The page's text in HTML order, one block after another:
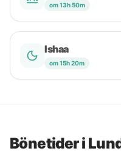
om 13h 50m
Ishaa
om 15h 20m
Bönetider i